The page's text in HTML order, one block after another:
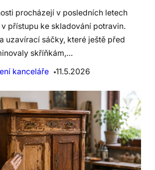
procházejí v posledních letech
přístupu ke skladování potravin.
uzavírací sáčky, které ještě před
skříňkám,…
kanceláře
11.5.2026